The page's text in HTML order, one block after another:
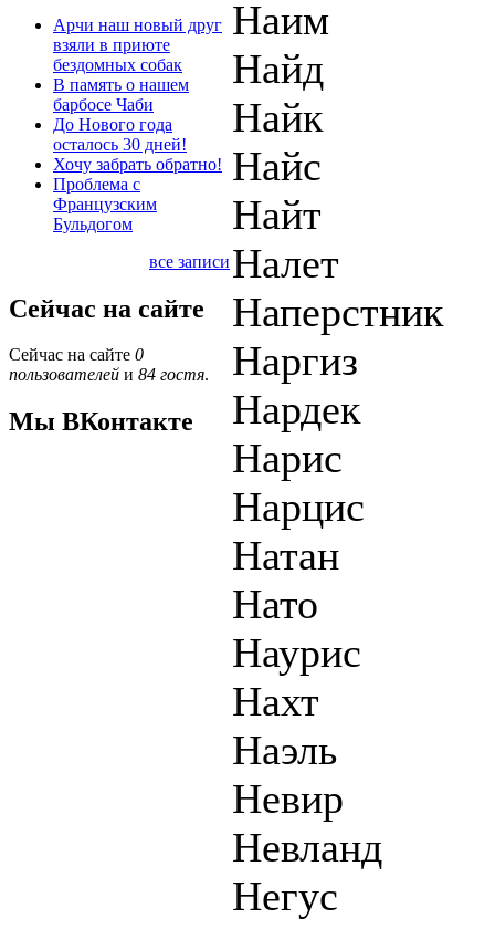
Арчи наш новый друг
взяли в приюте
бездомных собак
В память о нашем
барбосе Чаби
До Нового года
осталось 30 дней!
Хочу забрать обратно!
Проблема с
Французским
Бульдогом
все записи
Сейчас на сайте
Сейчас на сайте 0
пользователей и 84 гостя.
Мы ВКонтакте
Наим
Найд
Найк
Найс
Найт
Налет
Наперстник
Наргиз
Нардек
Нарис
Нарцис
Натан
Нато
Наурис
Нахт
Наэль
Невир
Невланд
Негус